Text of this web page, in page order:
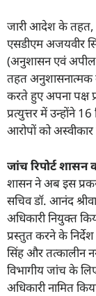
जारी आदेश के तहत,
एसडीएम अजयवीर
(अनुशासन एवं अपील)
तहत अनुशासनात्मक
करते हुए अपना पक्ष
प्रत्युत्तर में उन्होंने
आरोपों को अस्वीकार
जांच रिपोर्ट शासन
शासन ने अब इस
सचिव डॉ. आनंद
अधिकारी नियुक्त
प्रस्तुत करने के निर्देश
सिंह और तत्कालीन
विभागीय जांच के
अधिकारी नामित